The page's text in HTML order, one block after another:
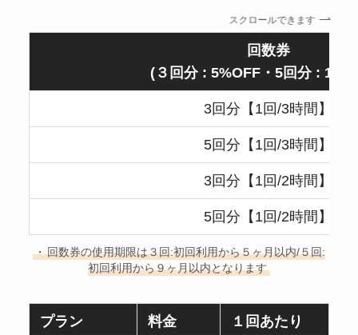
スクロールできます
回数券
(３回分 : 5%OFF・5回分 :
3回分【1回/3時間】
5回分【1回/3時間】
3回分【1回/2時間】
5回分【1回/2時間】
・回数券の使用期限は３回:初回利用から５ヶ月以内/５回:
初回利用から９ヶ月以内となります
プラン 料金 １回あたり